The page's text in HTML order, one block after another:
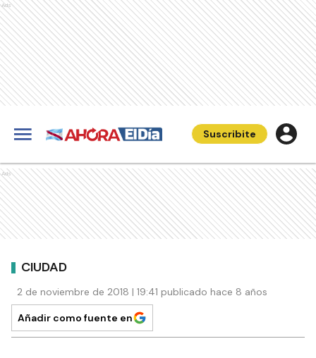
Ads
Suscribite
Ads
CIUDAD
2 de noviembre de 2018 | 19:41 publicado hace 8 años
Añadir como fuente en